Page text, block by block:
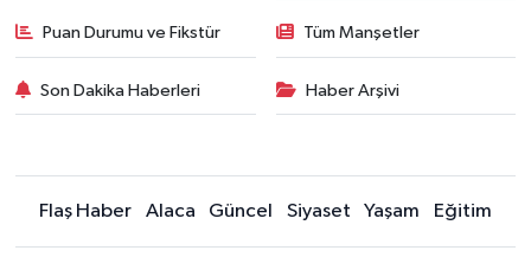
Puan Durumu ve Fikstür Tüm Manşetler
Son Dakika Haberleri Haber Arşivi
Flaş Haber Alaca Güncel Siyaset Yaşam Eğitim